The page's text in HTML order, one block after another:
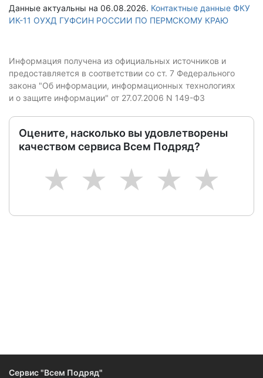
Данные актуальны на 06.08.2026. Контактные данные ФКУ
ИК-11 ОУХД ГУФСИН РОССИИ ПО ПЕРМСКОМУ КРАЮ
Информация получена из официальных источников и
предоставляется в соответствии со ст. 7 Федерального
закона "Об информации, информационных технологиях
и о защите информации" от 27.07.2006 N 149-ФЗ
Оцените, насколько вы удовлетворены
качеством сервиса Всем Подряд?
5
4
3
2
1
Сервис "Всем Подряд"